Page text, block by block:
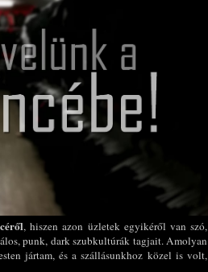
, hiszen azon üzletek egyikéről van szó,
punk, dark szubkultúrák tagjait. Amolyan
jártam, és a szállásunkhoz közel is volt,